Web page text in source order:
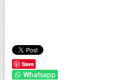
Save
Whatsapp